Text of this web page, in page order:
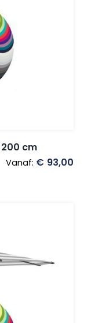
cm
Vanaf: € 93,00